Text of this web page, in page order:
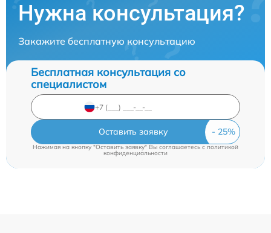
Нужна консультация?
Закажите бесплатную консультацию
Бесплатная консультация со
специалистом
Оставить заявку
Нажимая на кнопку "Оставить заявку" Вы соглашаетесь c политикой
конфиденциальности